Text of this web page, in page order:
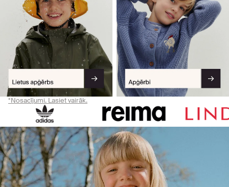
*Nosacījumi. Lasiet vairāk.